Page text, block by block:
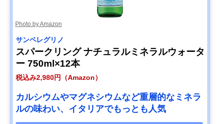
Photo by Amazon
サンペレグリノ
スパークリング ナチュラルミネラルウォータ
ー 750ml×12本
税込み2,980円（Amazon）
カルシウムやマグネシウムなど重層的なミネラ
ルの味わい、イタリアでもっとも人気